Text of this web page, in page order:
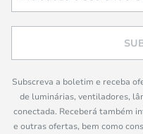
Subscreva a boletim e receba
de luminárias, ventiladores,
conectada. Receberá também
e outras ofertas, bem como